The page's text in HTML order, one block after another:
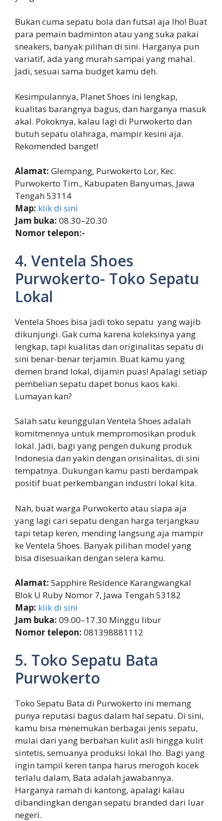
Bukan cuma sepatu bola dan futsal aja lho! Buat
para pemain badminton atau yang suka pakai
sneakers, banyak pilihan di sini. Harganya pun
variatif, ada yang murah sampai yang mahal.
Jadi, sesuai sama budget kamu deh.
Kesimpulannya, Planet Shoes ini lengkap,
kualitas barangnya bagus, dan harganya masuk
akal. Pokoknya, kalau lagi di Purwokerto dan
butuh sepatu olahraga, mampir kesini aja.
Rekomended banget!
Alamat: Glempang, Purwokerto Lor, Kec.
Purwokerto Tim., Kabupaten Banyumas, Jawa
Tengah 53114
Map: klik di sini
Jam buka: 08.30–20.30
Nomor telepon:-
4. Ventela Shoes
Purwokerto- Toko Sepatu
Lokal
Ventela Shoes bisa jadi toko sepatu yang wajib
dikunjungi. Gak cuma karena koleksinya yang
lengkap, tapi kualitas dan originalitas sepatu di
sini benar-benar terjamin. Buat kamu yang
demen brand lokal, dijamin puas! Apalagi setiap
pembelian sepatu dapet bonus kaos kaki.
Lumayan kan?
Salah satu keunggulan Ventela Shoes adalah
komitmennya untuk mempromosikan produk
lokal. Jadi, bagi yang pengen dukung produk
Indonesia dan yakin dengan orisinalitas, di sini
tempatnya. Dukungan kamu pasti berdampak
positif buat perkembangan industri lokal kita.
Nah, buat warga Purwokerto atau siapa aja
yang lagi cari sepatu dengan harga terjangkau
tapi tetap keren, mending langsung aja mampir
ke Ventela Shoes. Banyak pilihan model yang
bisa disesuaikan dengan selera kamu.
Alamat: Sapphire Residence Karangwangkal
Blok U Ruby Nomor 7, Jawa Tengah 53182
Map: klik di sini
Jam buka: 09.00–17.30 Minggu libur
Nomor telepon: 081398881112
5. Toko Sepatu Bata
Purwokerto
Toko Sepatu Bata di Purwokerto ini memang
punya reputasi bagus dalam hal sepatu. Di sini,
kamu bisa menemukan berbagai jenis sepatu,
mulai dari yang berbahan kulit asli hingga kulit
sintetis, semuanya produksi lokal lho. Bagi yang
ingin tampil keren tanpa harus merogoh kocek
terlalu dalam, Bata adalah jawabannya.
Harganya ramah di kantong, apalagi kalau
dibandingkan dengan sepatu branded dari luar
negeri.